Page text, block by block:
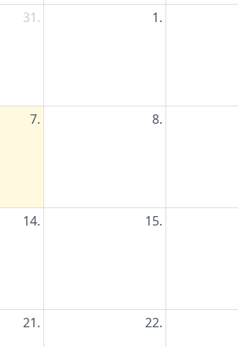
31. 1.
7. 8.
14. 15.
21. 22.